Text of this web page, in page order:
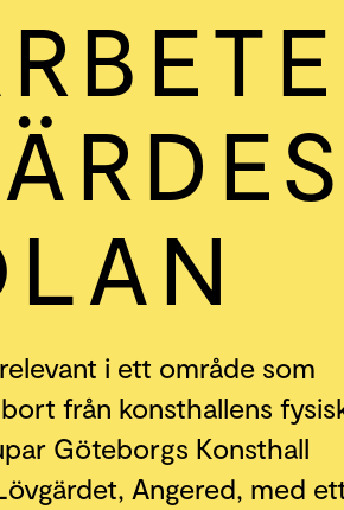
i ett område som
från konsthallens
Göteborgs Konsthall
Angered, med